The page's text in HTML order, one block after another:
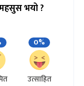
भयो ?
0%
उत्साहित